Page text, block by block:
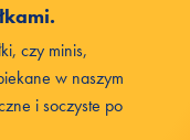
czy minis,
w naszym
i soczyste po